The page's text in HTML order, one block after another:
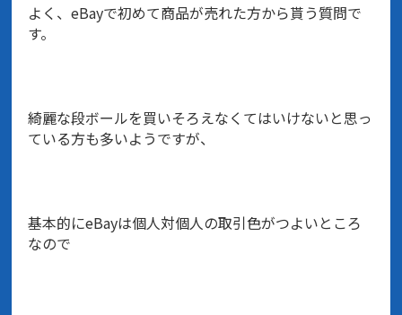
よく、eBayで初めて商品が売れた方から貰う質問で
す。
綺麗な段ボールを買いそろえなくてはいけないと思っ
ている方も多いようですが、
基本的にeBayは個人対個人の取引色がつよいところ
なので